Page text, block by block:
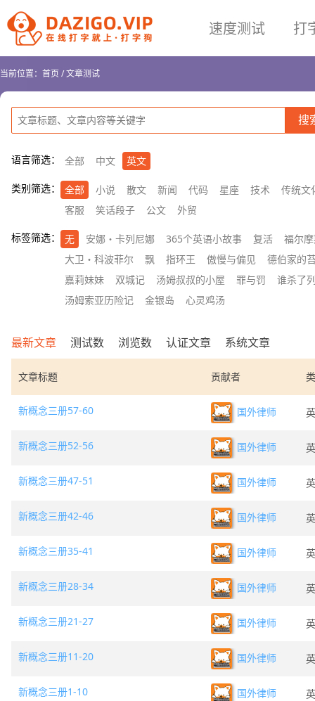
速度测试 打
当前位置： 首页/文章测试
语言筛选： 全部 中文 英文
类别筛选： 全部 小说 散文 新闻 代码 星座 技术
传统文
客服
笑话段子 公文 外贸
标签筛选： 无 安娜・卡列尼娜 365个英语小故事 复活
福尔
大卫・科波菲尔
飘 指环王 傲慢与偏见
德伯家的
嘉莉妹妹
双城记 汤姆叔叔的小屋 罪与罚
谁杀了
汤姆索亚历险记
金银岛 心灵鸡汤
最新文章 测试数 浏览数 认证文章 系统文章
文章标题 贡献者
新概念三册57-60 国外律师
新概念三册52-56 国外律师
新概念三册47-51 国外律师
新概念三册42-46 国外律师
新概念三册35-41 国外律师
新概念三册28-34 国外律师
新概念三册21-27 国外律师
新概念三册11-20 国外律师
新概念三册1-10 国外律师